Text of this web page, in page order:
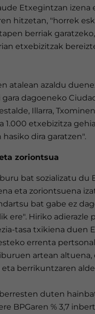
Etxegintzan
hitzetan, "horrek
berriak
etxebizitzak
atalean azaldu
gara dagoeneko
Illarra,
1.000 etxebizitza
dira garatzen".
zoriontsua
bat sozializatu du
eta zoriontsuena
bat gabe ez
ere". Hiriko
tasa txikiena duen
errenta
artean altuena,
eta berrikuntzaren
duten
BPGaren % 3,7